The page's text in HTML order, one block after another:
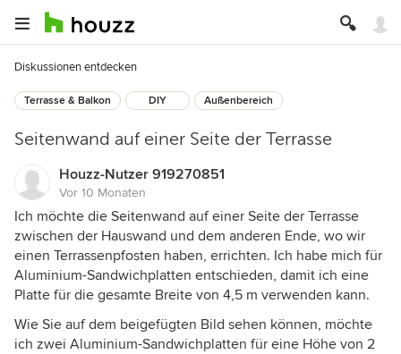
Diskussionen entdecken
Terrasse & Balkon DIY Außenbereich
Seitenwand auf einer Seite der Terrasse
Houzz-Nutzer 919270851
Vor 10 Monaten
Ich möchte die Seitenwand auf einer Seite der Terrasse
zwischen der Hauswand und dem anderen Ende, wo wir
einen Terrassenpfosten haben, errichten. Ich habe mich für
Aluminium-Sandwichplatten entschieden, damit ich eine
Platte für die gesamte Breite von 4,5 m verwenden kann.
Wie Sie auf dem beigefügten Bild sehen können, möchte
ich zwei Aluminium-Sandwichplatten für eine Höhe von 2